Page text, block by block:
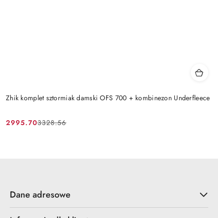
Zhik komplet sztormiak damski OFS 700 + kombinezon Underfleece
Cena
2995.70
Cena
3328.56
Dane adresowe